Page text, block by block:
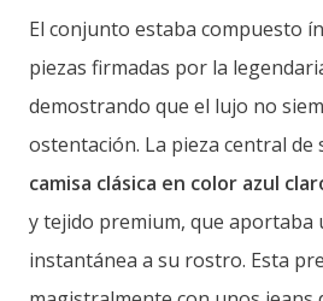
El conjunto estaba compuesto
piezas firmadas por la
demostrando que el lujo no
ostentación. La pieza central de
camisa clásica en color azul
y tejido premium, que aportaba
instantánea a su rostro. Esta